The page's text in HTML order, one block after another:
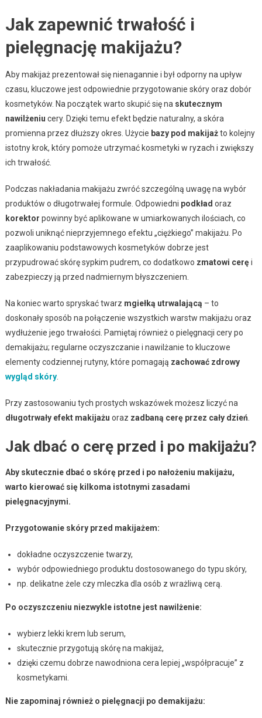
Jak zapewnić trwałość i
pielęgnację makijażu?
Aby makijaż prezentował się nienagannie i był odporny na upływ
czasu, kluczowe jest odpowiednie przygotowanie skóry oraz dobór
kosmetyków. Na początek warto skupić się na skutecznym
nawilżeniu cery. Dzięki temu efekt będzie naturalny, a skóra
promienna przez dłuższy okres. Użycie bazy pod makijażto kolejny
istotny krok, który pomoże utrzymać kosmetyki w ryzach i zwiększy
ich trwałość.
Podczas nakładania makijażu zwróć szczególną uwagę na wybór
produktów o długotrwałej formule. Odpowiedni podkład oraz
korektor powinny być aplikowane w umiarkowanych ilościach, co
pozwoli uniknąć nieprzyjemnego efektu „ciężkiego” makijażu. Po
zaaplikowaniu podstawowych kosmetyków dobrze jest
przypudrować skórę sypkim pudrem, co dodatkowo zmatowi ceręi
zabezpieczy ją przed nadmiernym błyszczeniem.
Na koniec warto spryskać twarz mgiełką utrwalającą – to
doskonały sposób na połączenie wszystkich warstw makijażu oraz
wydłużenie jego trwałości. Pamiętaj również o pielęgnacji cery po
demakijażu; regularne oczyszczanie i nawilżanie to kluczowe
elementy codziennej rutyny, które pomagają zachować zdrowy
wygląd skóry.
Przy zastosowaniu tych prostych wskazówek możesz liczyć na
długotrwały efekt makijażu oraz zadbaną cerę przez cały dzień
Jak dbać o cerę przed i po makijażu?
Aby skutecznie dbać o skórę przed i po nałożeniu makijażu,
warto kierować się kilkoma istotnymi zasadami
pielęgnacyjnymi.
Przygotowanie skóry przed makijażem:
dokładne oczyszczenie twarzy,
wybór odpowiedniego produktu dostosowanego do typu skóry,
np. delikatne żele czy mleczka dla osób z wrażliwą cerą.
Po oczyszczeniu niezwykle istotne jest nawilżenie:
wybierz lekki krem lub serum,
skutecznie przygotują skórę na makijaż,
dzięki czemu dobrze nawodniona cera lepiej „współpracuje” z
kosmetykami.
Nie zapominaj również o pielęgnacji po demakijażu: